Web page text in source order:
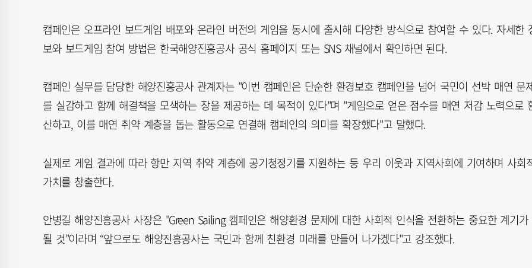
캠페인은 오프라인 보드게임 배포와 온라인 버전의 게임을 동시에 출시해 다양한 방식으로 참여할 수 있다. 자세한
보와 보드게임 참여 방법은 한국해양진흥공사 공식 홈페이지 또는 SNS 채널에서 확인하면 된다.
캠페인 실무를 담당한 해양진흥공사 관계자는 "이번 캠페인은 단순한 환경보호 캠페인을 넘어 국민이 선박 매연 문
를 실감하고 함께 해결책을 모색하는 장을 제공하는 데 목적이 있다"며 "게임으로 얻은 점수를 매연 저감 노력으로
산하고, 이를 매연 취약 계층을 돕는 활동으로 연결해 캠페인의 의미를 확장했다"고 말했다.
실제로 게임 결과에 따라 항만 지역 취약 계층에 공기청정기를 지원하는 등 우리 이웃과 지역사회에 기여하며 사회
가치를 창출한다.
안병길 해양진흥공사 사장은 "Green Sailing 캠페인은 해양환경 문제에 대한 사회적 인식을 전환하는 중요한 계기가
될 것”이라며 “앞으로도 해양진흥공사는 국민과 함께 친환경 미래를 만들어 나가겠다"고 강조했다.